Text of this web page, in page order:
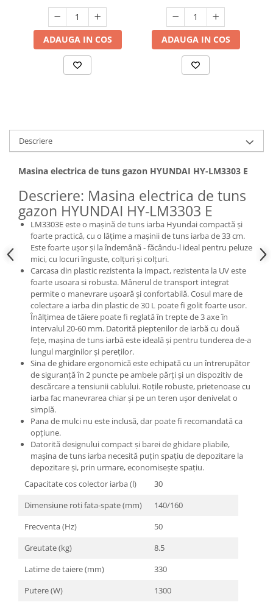
Hote bucatarie
Consumabile
Hota tavan
Hote cupolare
Hote decorative
Hote traditionale
Masini de Spalat Rufe & Uscatoare
Accesorii masini de spalat &
Masini automate de spalat rufe
Masini de spalat rufe cu uscator
Masini de spalat rufe verticale
Uscatoare de rufe
Masini de spalat vase
Masini de spalat vase incorporabile
Masini de spalat vase
independente
Motoburghiu/Foreza pamant
Pachete Incorporabile
Pirostrii & Arzatoare
Plasa umbrire
Pompe de stropit
Radiatoare
Semanatoare,Plantatoare
Sobe pe gaz & electrice
Suflante & Aspiratoare
Suflante Frunze
Unelte Gradinarit
Ventilatoare & Sisteme Racire
Aparate de aer conditionat
ADAUGA IN COS ADAUGA IN COS
Descriere
Masina electrica de tuns gazon HYUNDAI HY-LM3303 E
Descriere: Masina electrica de tuns
gazon HYUNDAI HY-LM3303 E
LM3303E este o mașină de tuns iarba Hyundai compactă și
foarte practică, cu o lățime a mașinii de tuns iarba de 33 cm.
Este foarte ușor și la îndemână - făcându-l ideal pentru peluze
mici, cu locuri înguste, colțuri și colțuri.
Carcasa din plastic rezistenta la impact, rezistenta la UV este
foarte usoara si robusta. Mânerul de transport integrat
permite o manevrare ușoară și confortabilă. Cosul mare de
colectare a iarba din plastic de 30 L poate fi golit foarte usor.
Înălțimea de tăiere poate fi reglată în trepte de 3 axe în
intervalul 20-60 mm. Datorită pieptenilor de iarbă cu două
fețe, mașina de tuns iarbă este ideală și pentru tunderea de-a
lungul marginilor și pereților.
Sina de ghidare ergonomică este echipată cu un întrerupător
de siguranță în 2 puncte pe ambele părți și un dispozitiv de
descărcare a tensiunii cablului. Roțile robuste, prietenoase cu
iarba fac manevrarea chiar și pe un teren ușor denivelat o
simplă.
Pana de mulci nu este inclusă, dar poate fi recomandată ca
opțiune.
Datorită designului compact și barei de ghidare pliabile,
mașina de tuns iarba necesită puțin spațiu de depozitare la
depozitare și, prin urmare, economisește spațiu.
Capacitate cos colector iarba (l)
30
Dimensiune roti fata-spate (mm)
140/160
Frecventa (Hz)
50
Greutate (kg)
8.5
Latime de taiere (mm)
330
Putere (W)
1300